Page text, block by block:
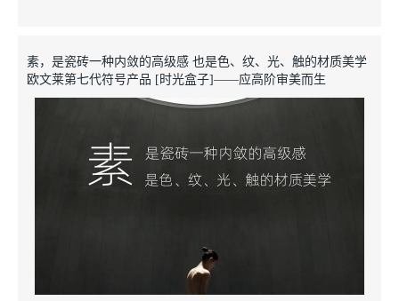
素，是瓷砖一种内敛的高级感 也是色、纹、光、触的材质美学
欧文莱第七代符号产品 [时光盒子]——应高阶审美而生
电话 招商